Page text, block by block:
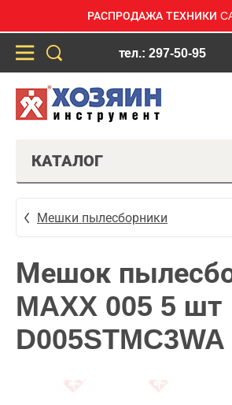
РАСПРОДАЖА ТЕХНИКИ
тел.: 297-50-95
КАТАЛОГ
Мешки пылесборники
Мешок
MAXX 005 5 шт
D005STMC3WA